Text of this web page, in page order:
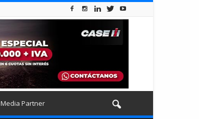
Media Partner